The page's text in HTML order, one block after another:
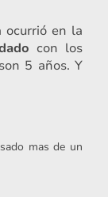
ocurrió en la
con los
5 años. Y
mas de un